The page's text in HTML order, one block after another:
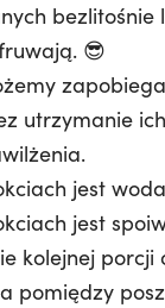
bezlitośnie
😎
utrzymanie
jest
jest
kolejnej porcji
pomiędzy